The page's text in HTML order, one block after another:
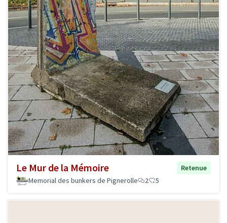
Le Mur de la Mémoire
Retenue
Memorial des bunkers de Pignerolle
2 5